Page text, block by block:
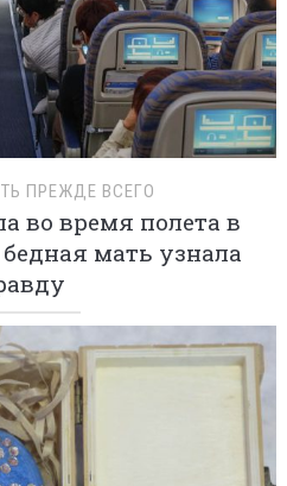
ПРЕЖДЕ ВСЕГО
во время полета в
бедная мать узнала